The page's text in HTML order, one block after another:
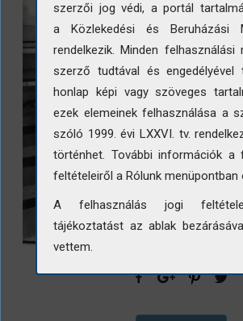
szerzői jog védi, a portál
a Közlekedési és Beruházási
rendelkezik. Minden
szerző tudtával és engedélyével
honlap képi vagy szöveges
ezek elemeinek felhasználása a
szóló 1999. évi LXXVI. tv.
történhet. További információk a
feltételeiről a Rólunk menüpontban
A felhasználás jogi
tájékoztatást az ablak
vettem.